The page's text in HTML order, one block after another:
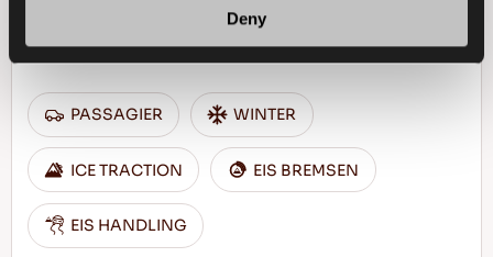
Deny
Ausgezeichneter Grip und Sicherheit für
PASSAGIER WINTER
ICE TRACTION EIS BREMSEN
EIS HANDLING